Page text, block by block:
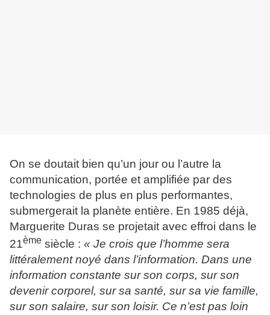
On se doutait bien qu’un jour ou l’autre la
communication, portée et amplifiée par des
technologies de plus en plus performantes,
submergerait la planète entière. En 1985 déjà,
Marguerite Duras se projetait avec effroi dans le
21ème siècle : « Je crois que l’homme sera
littéralement noyé dans l’information. Dans une
information constante sur son corps, sur son
devenir corporel, sur sa santé, sur sa vie famille,
sur son salaire, sur son loisir. Ce n’est pas loin